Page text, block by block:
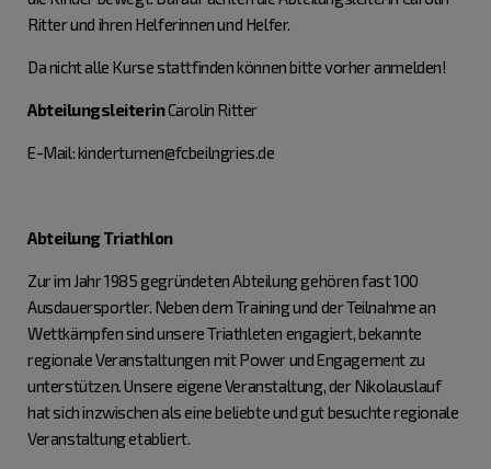
Ritter und ihren Helferinnen und Helfer.
Da nicht alle Kurse stattfinden können bitte vorher anmelden!
AbteilungsleiterinCarolin Ritter
E-Mail: kinderturnen@fcbeilngries.de
Abteilung Triathlon
Zur im Jahr 1985 gegründeten Abteilung gehören fast 100
Ausdauersportler. Neben dem Training und der Teilnahme an
Wettkämpfen sind unsere Triathleten engagiert, bekannte
regionale Veranstaltungen mit Power und Engagement zu
unterstützen. Unsere eigene Veranstaltung, der Nikolauslauf
hat sich inzwischen als eine beliebte und gut besuchte regionale
Veranstaltung etabliert.